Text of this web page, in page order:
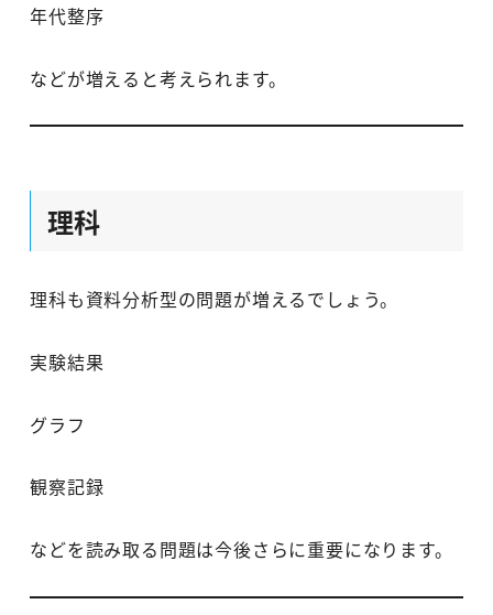
年代整序
などが増えると考えられます。
理科
理科も資料分析型の問題が増えるでしょう。
実験結果
グラフ
観察記録
などを読み取る問題は今後さらに重要になります。